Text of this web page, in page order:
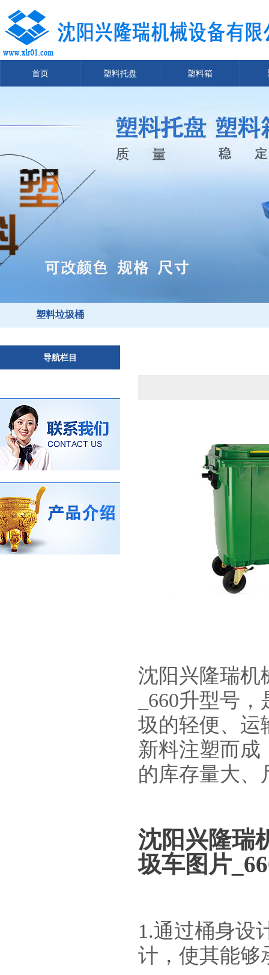
首页 塑料托盘 塑料箱
塑料垃圾桶
导航栏目
沈阳兴隆瑞机
_660升型号
圾的轻便、运
新料注塑而成
的库存量大、
沈阳兴隆瑞
圾车图片
1.通过桶身设
计，使其能够